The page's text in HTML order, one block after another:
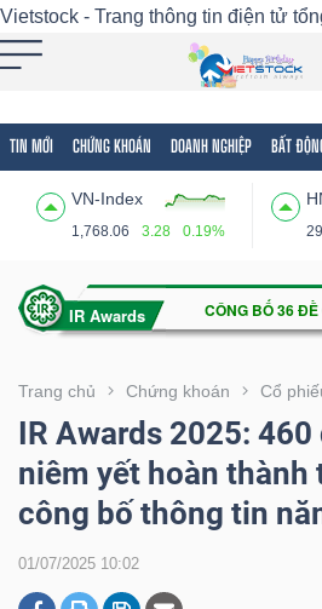
Vietstock - Trang thông tin điện tử
TIN MỚI CHỨNG KHOÁN DOANH NGHIỆP BẤT
VN-Index
1,768.06 3.28 0.19%
Trang chủ Chứng khoán Cổ
IR Awards 2025:
niêm yết hoàn thành
công bố thông tin
01/07/2025 10:02
Tất cả Tính năng Ngành
Tính
(-)
VIETSTOCK
CHỨNG
KHOÁN